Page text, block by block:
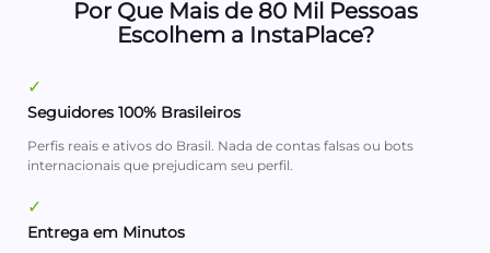
Por Que Mais de 80 Mil Pessoas
Escolhem a InstaPlace?
✓
Seguidores 100% Brasileiros
Perfis reais e ativos do Brasil. Nada de contas falsas ou bots
internacionais que prejudicam seu perfil.
✓
Entrega em Minutos